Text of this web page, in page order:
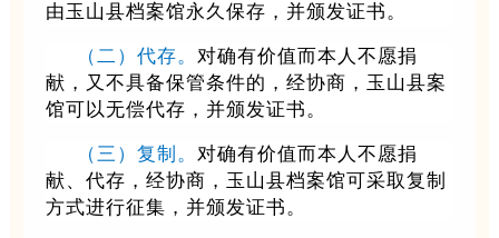
由玉山县档案馆永久保存，并颁发证书。
（二）代存。 对确有价值而本人不愿捐
献，又不具备保管条件的，经协商，玉山县案
馆可以无偿代存，并颁发证书。
（三）复制。 对确有价值而本人不愿捐
献、代存，经协商，玉山县档案馆可采取复制
方式进行征集，并颁发证书。